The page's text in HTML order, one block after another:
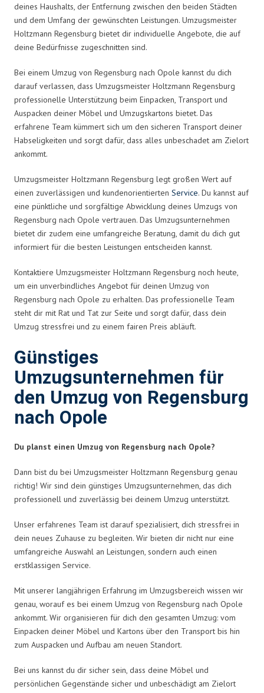
deines Haushalts, der Entfernung zwischen den beiden Städten
und dem Umfang der gewünschten Leistungen. Umzugsmeister
Holtzmann Regensburg bietet dir individuelle Angebote, die auf
deine Bedürfnisse zugeschnitten sind.
Bei einem Umzug von Regensburg nach Opole kannst du dich
darauf verlassen, dass Umzugsmeister Holtzmann Regensburg
professionelle Unterstützung beim Einpacken, Transport und
Auspacken deiner Möbel und Umzugskartons bietet. Das
erfahrene Team kümmert sich um den sicheren Transport deiner
Habseligkeiten und sorgt dafür, dass alles unbeschadet am Zielort
ankommt.
Umzugsmeister Holtzmann Regensburg legt großen Wert auf
einen zuverlässigen und kundenorientierten Service. Du kannst auf
eine pünktliche und sorgfältige Abwicklung deines Umzugs von
Regensburg nach Opole vertrauen. Das Umzugsunternehmen
bietet dir zudem eine umfangreiche Beratung, damit du dich gut
informiert für die besten Leistungen entscheiden kannst.
Kontaktiere Umzugsmeister Holtzmann Regensburg noch heute,
um ein unverbindliches Angebot für deinen Umzug von
Regensburg nach Opole zu erhalten. Das professionelle Team
steht dir mit Rat und Tat zur Seite und sorgt dafür, dass dein
Umzug stressfrei und zu einem fairen Preis abläuft.
Günstiges
Umzugsunternehmen für
den Umzug von Regensburg
nach Opole
Du planst einen Umzug von Regensburg nach Opole?
Dann bist du bei Umzugsmeister Holtzmann Regensburg genau
richtig! Wir sind dein günstiges Umzugsunternehmen, das dich
professionell und zuverlässig bei deinem Umzug unterstützt.
Unser erfahrenes Team ist darauf spezialisiert, dich stressfrei in
dein neues Zuhause zu begleiten. Wir bieten dir nicht nur eine
umfangreiche Auswahl an Leistungen, sondern auch einen
erstklassigen Service.
Mit unserer langjährigen Erfahrung im Umzugsbereich wissen wir
genau, worauf es bei einem Umzug von Regensburg nach Opole
ankommt. Wir organisieren für dich den gesamten Umzug: vom
Einpacken deiner Möbel und Kartons über den Transport bis hin
zum Auspacken und Aufbau am neuen Standort.
Bei uns kannst du dir sicher sein, dass deine Möbel und
persönlichen Gegenstände sicher und unbeschädigt am Zielort